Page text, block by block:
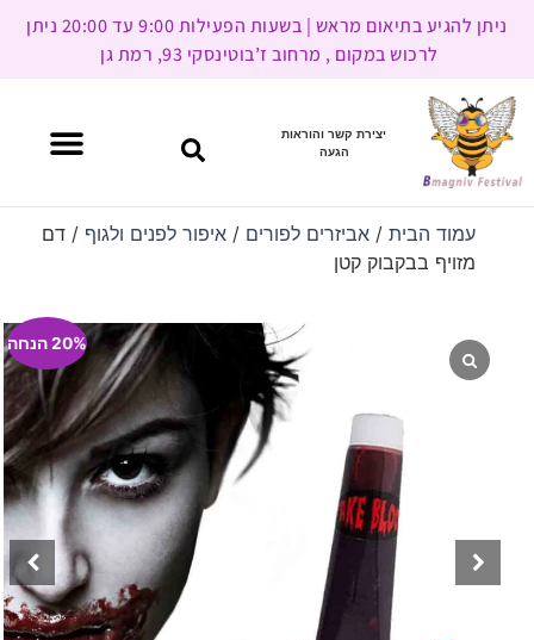
ניתן להגיע בתיאום מראש | בשעות הפעילות 9:00 עד 20:00 ניתן
לרכוש במקום , מרחוב ז’בוטינסקי 93, רמת גן
יצירת קשר והוראות
הגעה
עמוד הבית/ אביזרים לפורים / איפור לפנים ולגוף / דם
מזויף בבקבוק קטן
20% הנחה